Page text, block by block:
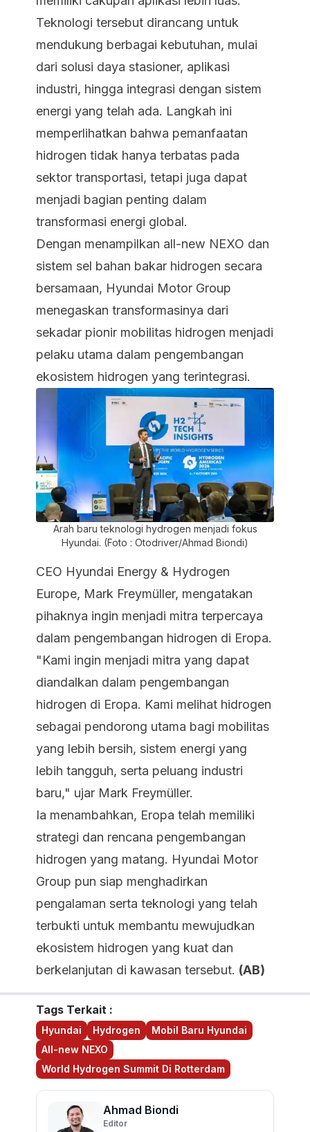
Teknologi tersebut dirancang untuk
mendukung berbagai kebutuhan, mulai
dari solusi daya stasioner, aplikasi
industri, hingga integrasi dengan sistem
energi yang telah ada. Langkah ini
memperlihatkan bahwa pemanfaatan
hidrogen tidak hanya terbatas pada
sektor transportasi, tetapi juga dapat
menjadi bagian penting dalam
transformasi energi global.
Dengan menampilkan all-new NEXO dan
sistem sel bahan bakar hidrogen secara
bersamaan, Hyundai Motor Group
menegaskan transformasinya dari
sekadar pionir mobilitas hidrogen menjadi
pelaku utama dalam pengembangan
ekosistem hidrogen yang terintegrasi.
Arah baru teknologi hydrogen menjadi fokus
Hyundai. (Foto : Otodriver/Ahmad Biondi)
CEO Hyundai Energy & Hydrogen
Europe, Mark Freymüller, mengatakan
pihaknya ingin menjadi mitra terpercaya
dalam pengembangan hidrogen di Eropa.
"Kami ingin menjadi mitra yang dapat
diandalkan dalam pengembangan
hidrogen di Eropa. Kami melihat hidrogen
sebagai pendorong utama bagi mobilitas
yang lebih bersih, sistem energi yang
lebih tangguh, serta peluang industri
baru," ujar Mark Freymüller.
Ia menambahkan, Eropa telah memiliki
strategi dan rencana pengembangan
hidrogen yang matang. Hyundai Motor
Group pun siap menghadirkan
pengalaman serta teknologi yang telah
terbukti untuk membantu mewujudkan
ekosistem hidrogen yang kuat dan
berkelanjutan di kawasan tersebut. (AB)
Tags Terkait :
Hyundai Hydrogen
Mobil Baru Hyundai
All-new NEXO
World Hydrogen Summit Di Rotterdam
Ahmad Biondi
Editor